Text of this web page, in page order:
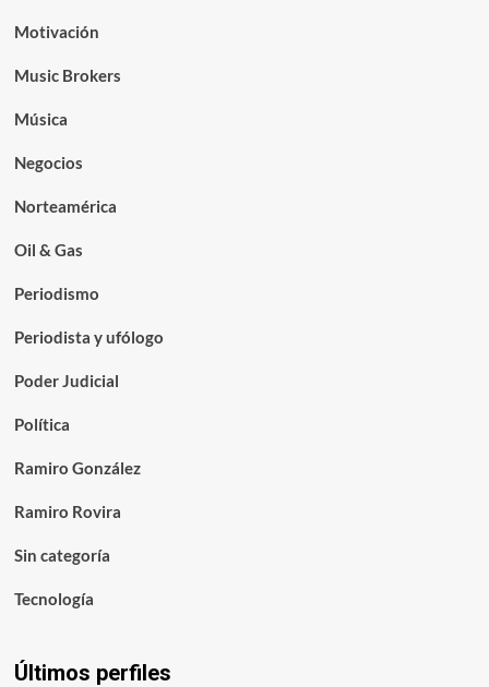
Motivación
Music Brokers
Música
Negocios
Norteamérica
Oil & Gas
Periodismo
Periodista y ufólogo
Poder Judicial
Política
Ramiro González
Ramiro Rovira
Sin categoría
Tecnología
Últimos perfiles